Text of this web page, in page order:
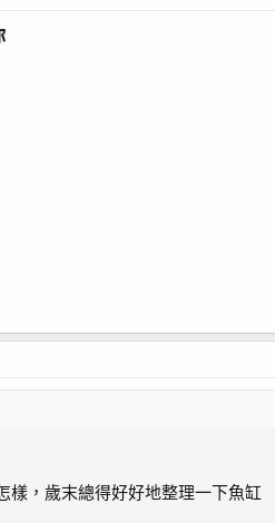
樣，歲末總得好好地整理一下魚缸